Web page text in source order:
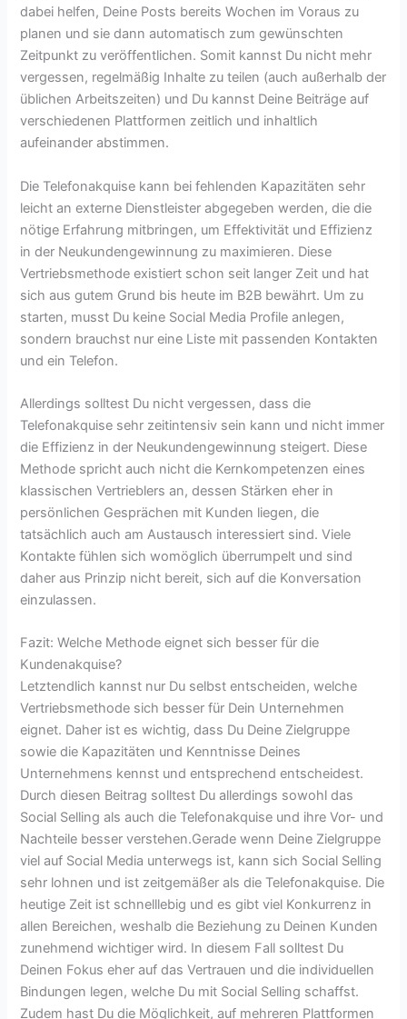
dabei helfen, Deine Posts bereits Wochen im Voraus zu
planen und sie dann automatisch zum gewünschten
Zeitpunkt zu veröffentlichen. Somit kannst Du nicht mehr
vergessen, regelmäßig Inhalte zu teilen (auch außerhalb der
üblichen Arbeitszeiten) und Du kannst Deine Beiträge auf
verschiedenen Plattformen zeitlich und inhaltlich
aufeinander abstimmen.
Die Telefonakquise kann bei fehlenden Kapazitäten sehr
leicht an externe Dienstleister abgegeben werden, die die
nötige Erfahrung mitbringen, um Effektivität und Effizienz
in der Neukundengewinnung zu maximieren. Diese
Vertriebsmethode existiert schon seit langer Zeit und hat
sich aus gutem Grund bis heute im B2B bewährt. Um zu
starten, musst Du keine Social Media Profile anlegen,
sondern brauchst nur eine Liste mit passenden Kontakten
und ein Telefon.
Allerdings solltest Du nicht vergessen, dass die
Telefonakquise sehr zeitintensiv sein kann und nicht immer
die Effizienz in der Neukundengewinnung steigert. Diese
Methode spricht auch nicht die Kernkompetenzen eines
klassischen Vertrieblers an, dessen Stärken eher in
persönlichen Gesprächen mit Kunden liegen, die
tatsächlich auch am Austausch interessiert sind. Viele
Kontakte fühlen sich womöglich überrumpelt und sind
daher aus Prinzip nicht bereit, sich auf die Konversation
einzulassen.
Fazit: Welche Methode eignet sich besser für die
Kundenakquise?
Letztendlich kannst nur Du selbst entscheiden, welche
Vertriebsmethode sich besser für Dein Unternehmen
eignet. Daher ist es wichtig, dass Du Deine Zielgruppe
sowie die Kapazitäten und Kenntnisse Deines
Unternehmens kennst und entsprechend entscheidest.
Durch diesen Beitrag solltest Du allerdings sowohl das
Social Selling als auch die Telefonakquise und ihre Vor- und
Nachteile besser verstehen.Gerade wenn Deine Zielgruppe
viel auf Social Media unterwegs ist, kann sich Social Selling
sehr lohnen und ist zeitgemäßer als die Telefonakquise. Die
heutige Zeit ist schnelllebig und es gibt viel Konkurrenz in
allen Bereichen, weshalb die Beziehung zu Deinen Kunden
zunehmend wichtiger wird. In diesem Fall solltest Du
Deinen Fokus eher auf das Vertrauen und die individuellen
Bindungen legen, welche Du mit Social Selling schaffst.
Zudem hast Du die Möglichkeit, auf mehreren Plattformen